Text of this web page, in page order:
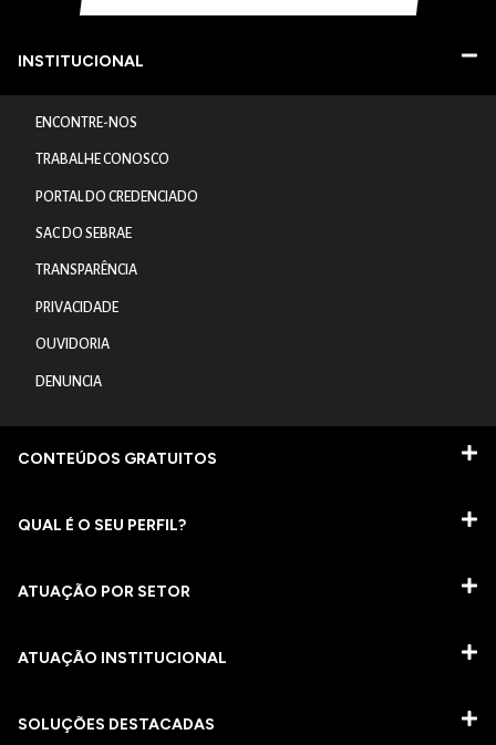
INSTITUCIONAL
ENCONTRE-NOS
TRABALHE CONOSCO
PORTAL DO CREDENCIADO
SAC DO SEBRAE
TRANSPARÊNCIA
PRIVACIDADE
OUVIDORIA
DENUNCIA
CONTEÚDOS GRATUITOS
QUAL É O SEU PERFIL?
ATUAÇÃO POR SETOR
ATUAÇÃO INSTITUCIONAL
SOLUÇÕES DESTACADAS